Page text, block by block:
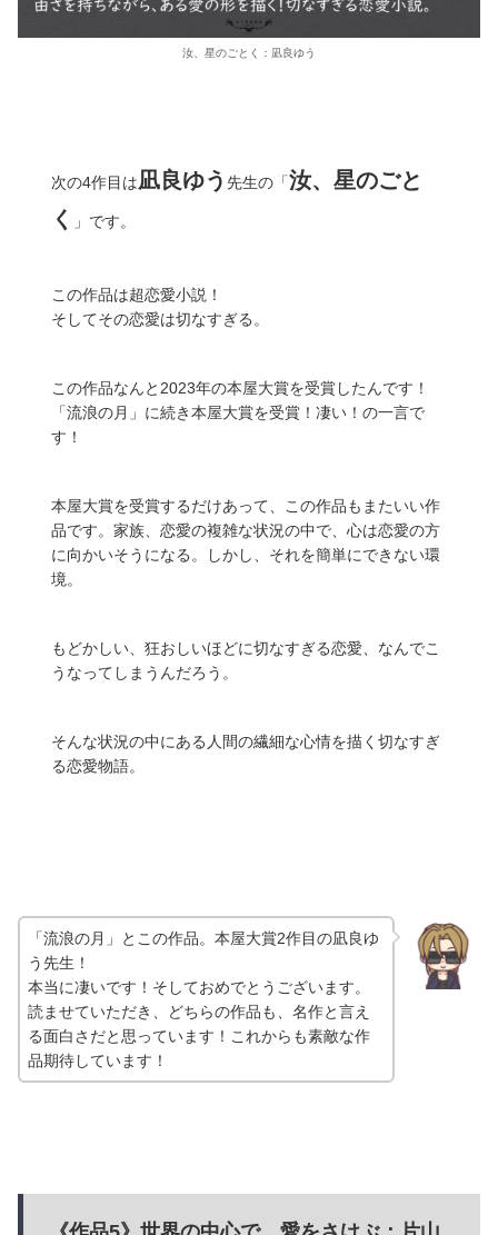
汝、星のごとく：凪良ゆう
次の4作目は凪良ゆう 先生の「汝、星のごと
く
」です。
この作品は超恋愛小説！
そしてその恋愛は切なすぎる。
この作品なんと2023年の本屋大賞を受賞したんです！
「流浪の月」に続き本屋大賞を受賞！凄い！の一言で
す！
本屋大賞を受賞するだけあって、この作品もまたいい作
品です。家族、恋愛の複雑な状況の中で、心は恋愛の方
に向かいそうになる。しかし、それを簡単にできない環
境。
もどかしい、狂おしいほどに切なすぎる恋愛、なんでこ
うなってしまうんだろう。
そんな状況の中にある人間の繊細な心情を描く切なすぎ
る恋愛物語。
「流浪の月」とこの作品。本屋大賞2作目の凪良ゆ
う先生！
本当に凄いです！そしておめでとうございます。
読ませていただき、どちらの作品も、名作と言え
る面白さだと思っています！これからも素敵な作
品期待しています！